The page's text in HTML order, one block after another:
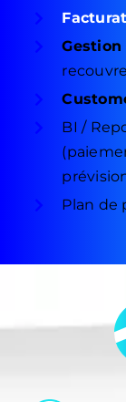
BI /
Plan de